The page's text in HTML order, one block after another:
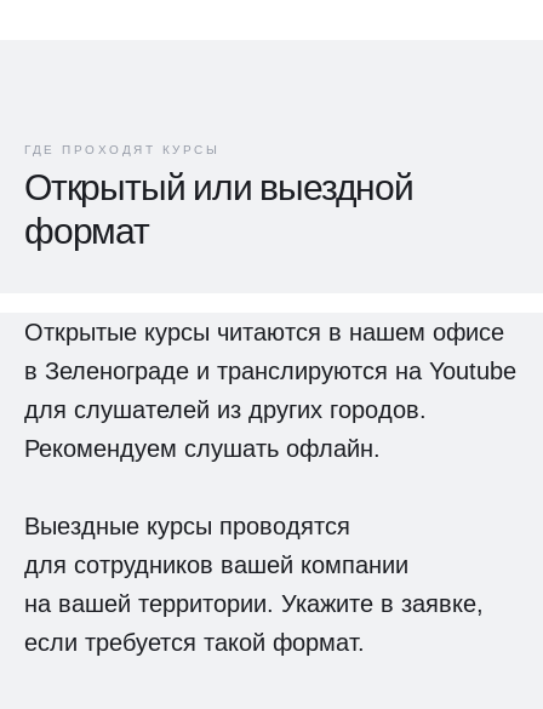
ГДЕ ПРОХОДЯТ КУРСЫ
Открытый или выездной
формат
Открытые курсы читаются в нашем офисе
в Зеленограде и транслируются на Youtube
для слушателей из других городов.
Рекомендуем слушать офлайн.
Выездные курсы проводятся
для сотрудников вашей компании
на вашей территории. Укажите в заявке,
если требуется такой формат.